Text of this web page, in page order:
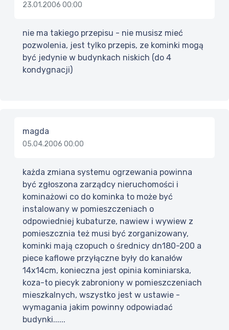
23.01.2006 00:00
nie ma takiego przepisu - nie musisz mieć
pozwolenia, jest tylko przepis, ze kominki mogą
być jedynie w budynkach niskich (do 4
kondygnacji)
magda
05.04.2006 00:00
każda zmiana systemu ogrzewania powinna
być zgłoszona zarządcy nieruchomości i
kominażowi co do kominka to może być
instalowany w pomieszczeniach o
odpowiedniej kubaturze, nawiew i wywiew z
pomieszcznia też musi być zorganizowany,
kominki mają czopuch o średnicy dn180-200 a
piece kaflowe przyłączne były do kanałów
14x14cm, konieczna jest opinia kominiarska,
koza-to piecyk zabroniony w pomieszczeniach
mieszkalnych, wszystko jest w ustawie -
wymagania jakim powinny odpowiadać
budynki......